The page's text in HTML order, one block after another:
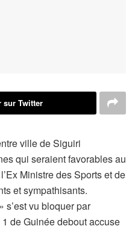
sur Twitter
ville de Siguiri
qui seraient favorables au
Ministre des Sports et de
et sympathisants.
s’est vu bloquer par
de Guinée debout accuse